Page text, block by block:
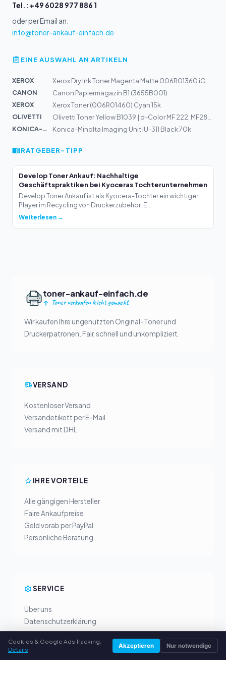
Tel.: +49 6028 977 886 1
oder per Email an:
info@toner-ankauf-einfach.de
EINE AUSWAHL AN ARTIKELN
XEROX
CANON
Canon Papiermagazin B1 (3655B001)
XEROX
Xerox Toner (006R01460) Cyan 15k
OLIVETTI
KONICA-MIN...
Konica-Minolta Imaging Unit IU-311 Black 70k
RATGEBER-TIPP
Develop Toner Ankauf: Nachhaltige
Geschäftspraktiken bei Kyoceras Tochterunternehmen
Develop Toner Ankauf ist als Kyocera-Tochter ein wichtiger
Player im Recycling von Druckerzubehör. E...
Weiterlesen →
toner-ankauf-einfach.de
Toner verkaufen leicht gemacht
Wir kaufen Ihre ungenutzten Original-Toner und
Druckerpatronen. Fair, schnell und unkompliziert.
VERSAND
Kostenloser Versand
Versandetikett per E-Mail
Versand mit DHL
IHRE VORTEILE
Alle gängigen Hersteller
Faire Ankaufpreise
Geld vorab per PayPal
Persönliche Beratung
SERVICE
Über uns
Datenschutzerklärung
Impressum
Häufige Fragen (FAQ)
Cookies & Google Ads Tracking.
Details
Akzeptieren Nur notwendige